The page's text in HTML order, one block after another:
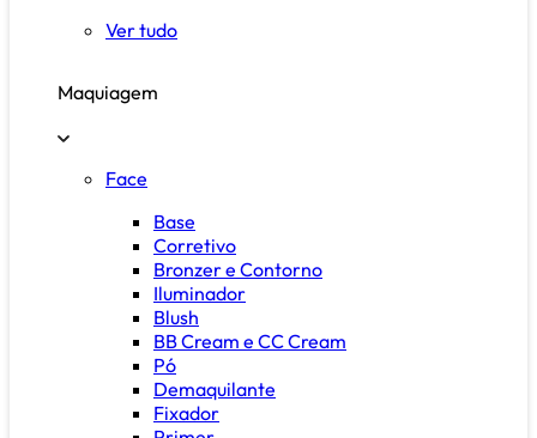
Ver tudo
Maquiagem
Face
Base
Corretivo
Bronzer e Contorno
Iluminador
Blush
BB Cream e CC Cream
Pó
Demaquilante
Fixador